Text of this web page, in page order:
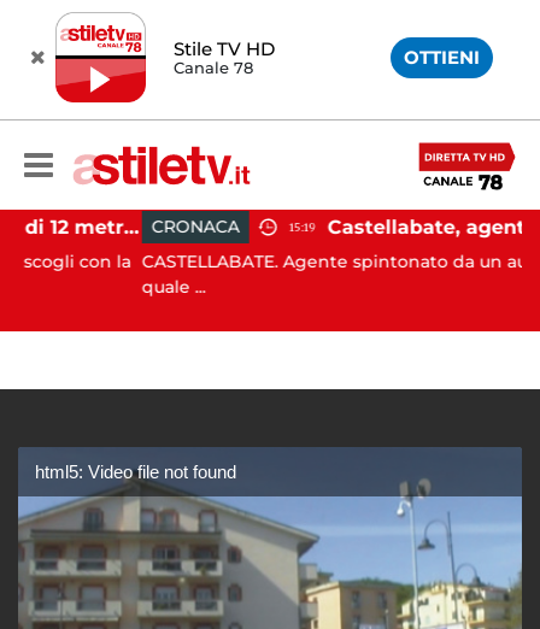
Stile TV HD
Canale 78 OTTIENI
Castellabate, barca di 12 metri resta incastrata sugli scogli: salvate 9 persone
con la
CRONACA 15:19
CASTELLABATE. Agente spintonato da un
quale ...
html5: Video file not found